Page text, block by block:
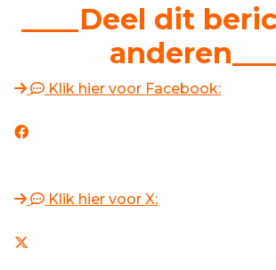
____Deel dit
anderen____
Klik hier voor Facebook:
Klik hier voor X: